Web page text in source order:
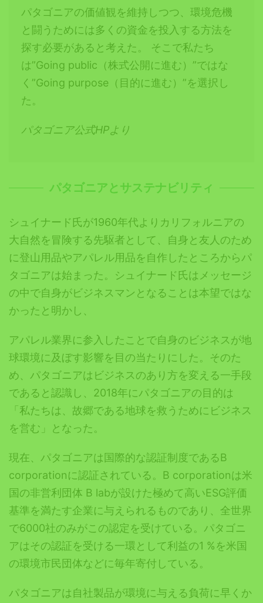
パタゴニアの価値観を維持しつつ、環境危機
と闘うためには多くの資金を投入する方法を
探す必要があると考えた。 そこで私たち
は”Going public（株式公開に進む）”ではな
く”Going purpose（目的に進む）”を選択し
た。
パタゴニア公式HPより
パタゴニアとサステナビリティ
シュイナード氏が1960年代よりカリフォルニアの
大自然を冒険する先駆者として、自身と友人のため
に登山用品やアパレル用品を自作したところからパ
タゴニアは始まった。シュイナード氏はメッセージ
の中で自身がビジネスマンとなることは本望ではな
かったと明かし、
アパレル業界に参入したことで自身のビジネスが地
球環境に及ぼす影響を目の当たりにした。そのた
め、パタゴニアはビジネスのあり方を変える一手段
であると認識し、2018年にパタゴニアの目的は
「私たちは、故郷である地球を救うためにビジネス
を営む」となった。
現在、パタゴニアは国際的な認証制度であるB
corporationに認証されている。B corporationは米
国の非営利団体 B labが設けた極めて高いESG評価
基準を満たす企業に与えられるものであり、全世界
で6000社のみがこの認定を受けている。パタゴニ
アはその認証を受ける一環として利益の1 %を米国
の環境市民団体などに毎年寄付している。
パタゴニアは自社製品が環境に与える負荷に早くか